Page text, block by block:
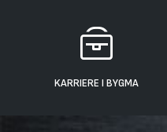
KARRIERE I BYGMA